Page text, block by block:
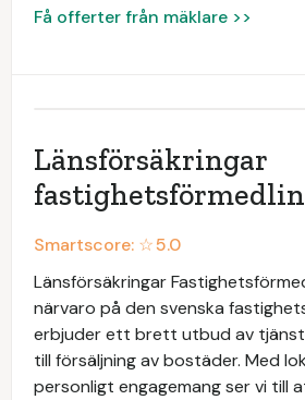
Få offerter från mäklare >>
Länsförsäkringar
Smartscore: ☆5.0
Länsförsäkringar
närvaro på den svenska
erbjuder ett brett utbud av
till försäljning av bostäder. Med
personligt engagemang ser vi till